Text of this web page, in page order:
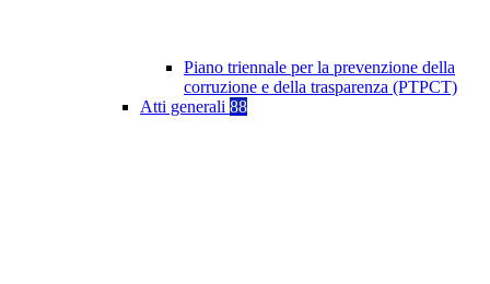
Piano triennale per la prevenzione della
corruzione e della trasparenza (PTPCT)
Atti generali 88